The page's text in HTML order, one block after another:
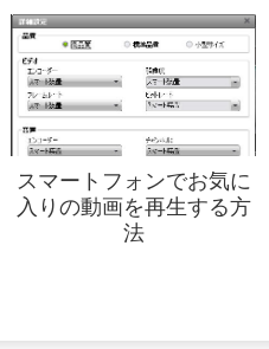
スマートフォンでお気に
入りの動画を再生する方
法